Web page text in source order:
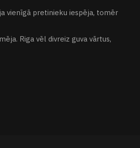
vienīgā pretinieku iespēja, tomēr
Riga vēl divreiz guva vārtus,